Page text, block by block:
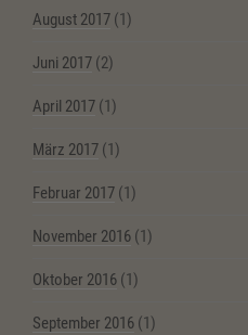
August 2017 (1)
Juni 2017 (2)
April 2017 (1)
März 2017 (1)
Februar 2017 (1)
November 2016 (1)
Oktober 2016 (1)
September 2016 (1)